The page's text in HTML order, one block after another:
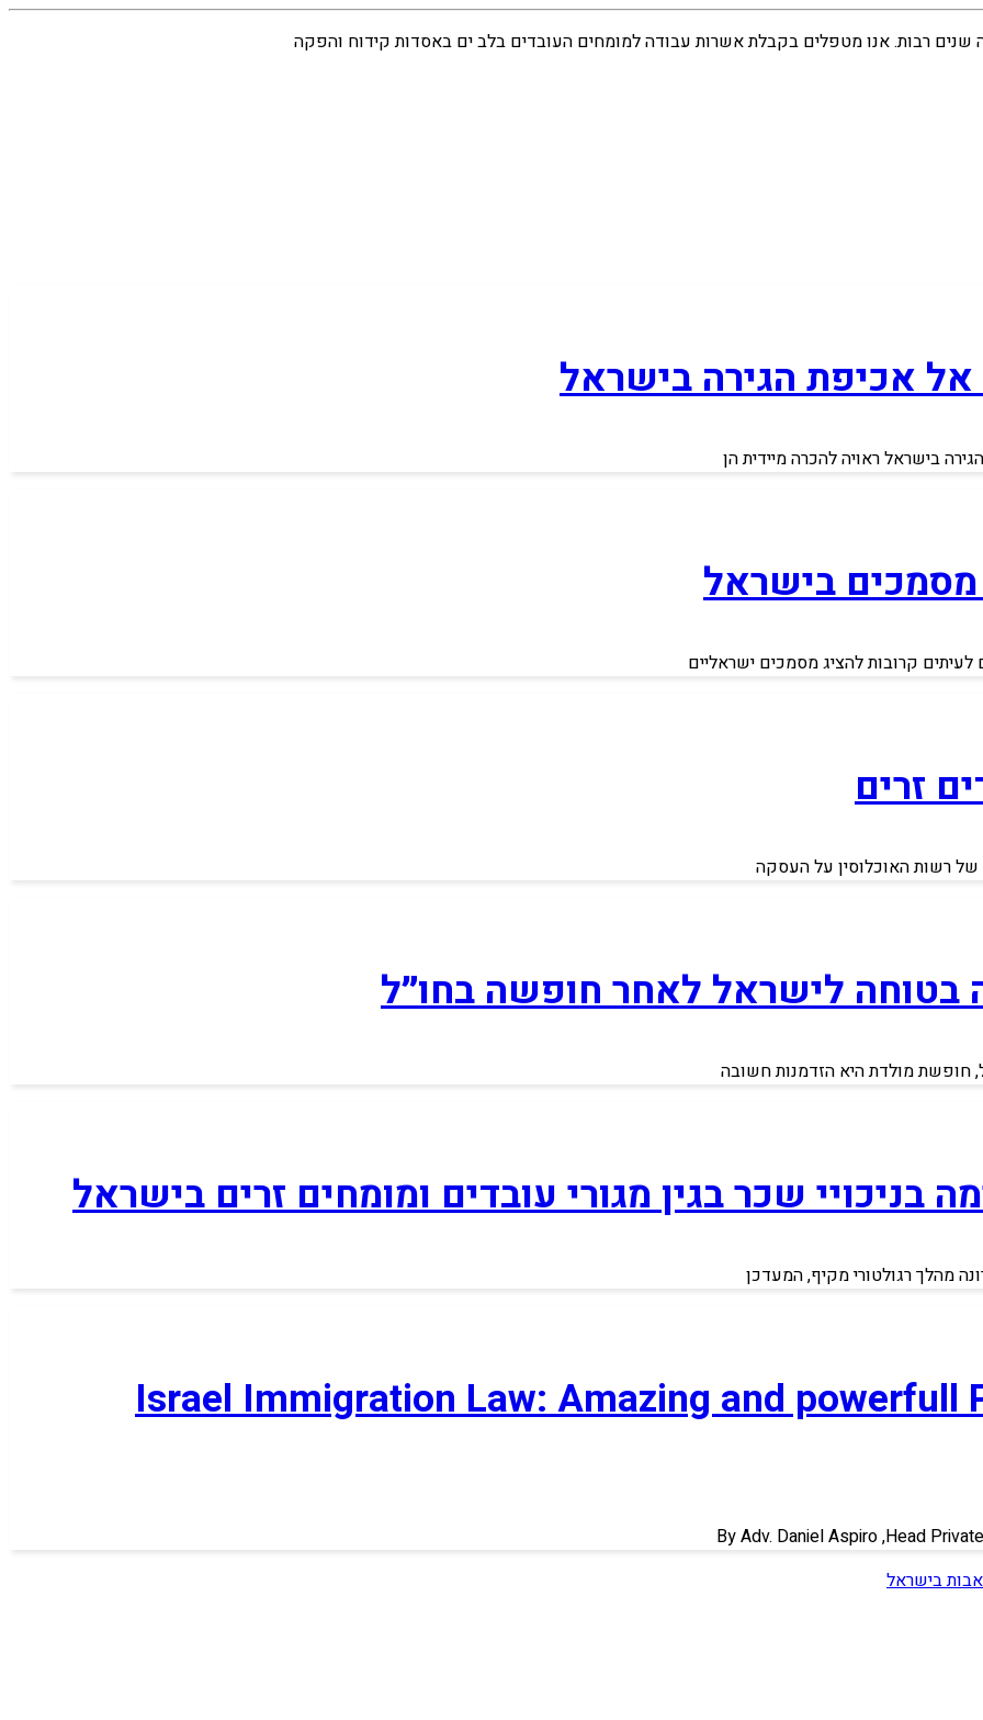
שנים רבות. אנו מטפלים בקבלת אשרות עבודה למומחים העובדים בלב ים באסדות קידוח והפקה
אל אכיפת הגירה בישראל
בישראל ראויה להכרה מיידית הן
מסמכים בישראל
קרובות להציג מסמכים ישראליים
זרים
של רשות האוכלוסין על העסקה
בטוחה לישראל לאחר חופשה בחו״ל
חופשת מולדת היא הזדמנות חשובה
שכר בגין מגורי עובדים ומומחים זרים בישראל
מהלך רגולטורי מקיף, המעדכן
Israel Immigration Law: Amazing and powerfull
By Adv. Daniel Aspiro ,Head
בישראל